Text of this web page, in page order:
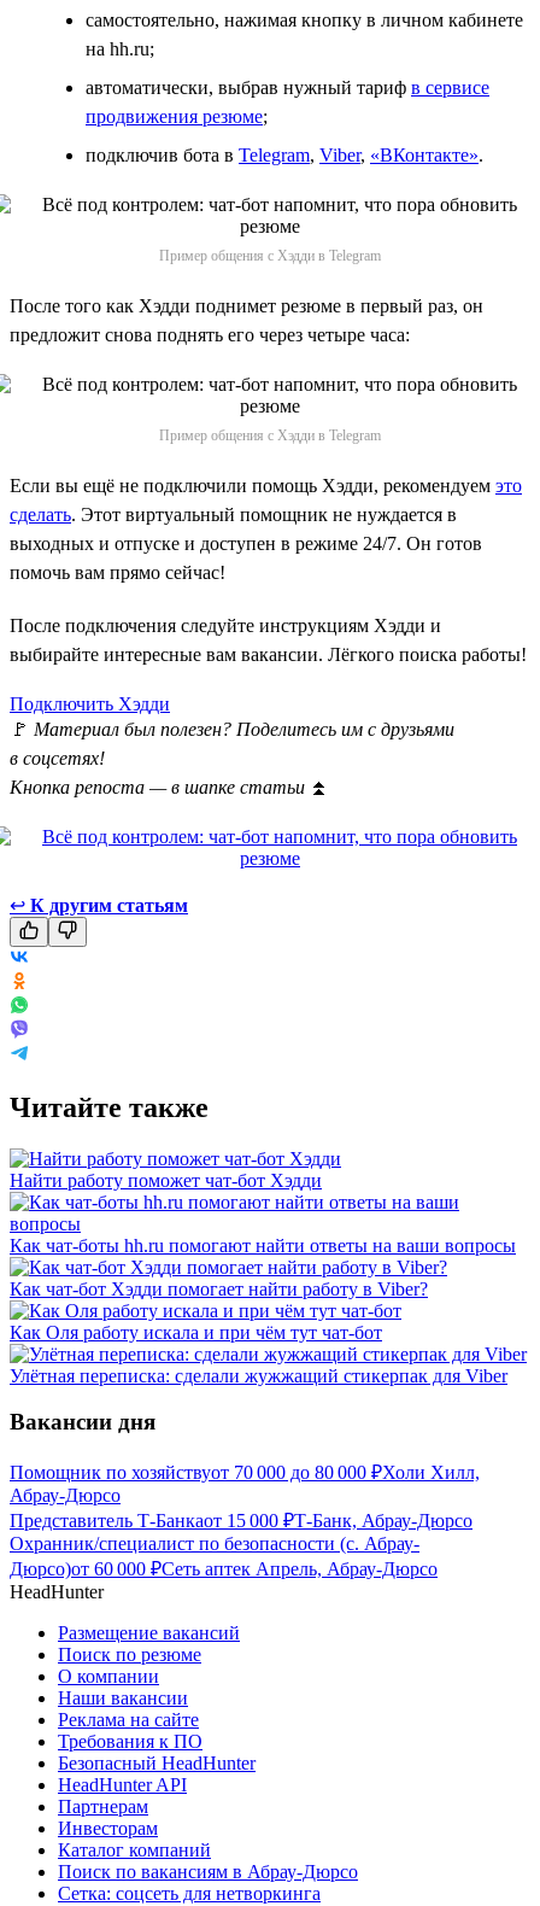
самостоятельно, нажимая кнопку в личном кабинете
на hh.ru;
автоматически, выбрав нужный тариф в сервисе
продвижения резюме;
подключив бота в Telegram, Viber, «ВКонтакте».
Пример общения с Хэдди в Telegram
После того как Хэдди поднимет резюме в первый раз, он
предложит снова поднять его через четыре часа:
Пример общения с Хэдди в Telegram
Если вы ещё не подключили помощь Хэдди, рекомендуем это
сделать. Этот виртуальный помощник не нуждается в
выходных и отпуске и доступен в режиме 24/7. Он готов
помочь вам прямо сейчас!
После подключения следуйте инструкциям Хэдди и
выбирайте интересные вам вакансии. Лёгкого поиска работы!
Подключить Хэдди
🚩 Материал был полезен? Поделитесь им с друзьями
в соцсетях!
Кнопка репоста — в шапке статьи ⏫
↩ К другим статьям
Читайте также
Найти работу поможет чат-бот Хэдди
Как чат-боты hh.ru помогают найти ответы на ваши вопросы
Как чат-бот Хэдди помогает найти работу в Viber?
Как Оля работу искала и при чём тут чат-бот
Улётная переписка: сделали жужжащий стикерпак для Viber
Вакансии дня
Помощник по хозяйствуот 70 000 до 80 000 ₽Холи Хилл,
Абрау-Дюрсо
Представитель Т-Банкаот 15 000 ₽Т-Банк, Абрау-Дюрсо
Охранник/специалист по безопасности (с. Абрау-
Дюрсо)от 60 000 ₽Сеть аптек Апрель, Абрау-Дюрсо
HeadHunter
Размещение вакансий
Поиск по резюме
О компании
Наши вакансии
Реклама на сайте
Требования к ПО
Безопасный HeadHunter
HeadHunter API
Партнерам
Инвесторам
Каталог компаний
Поиск по вакансиям в Абрау-Дюрсо
Сетка: соцсеть для нетворкинга